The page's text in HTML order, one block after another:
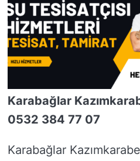
Karabağlar
0532 384 77 07
Karabağlar